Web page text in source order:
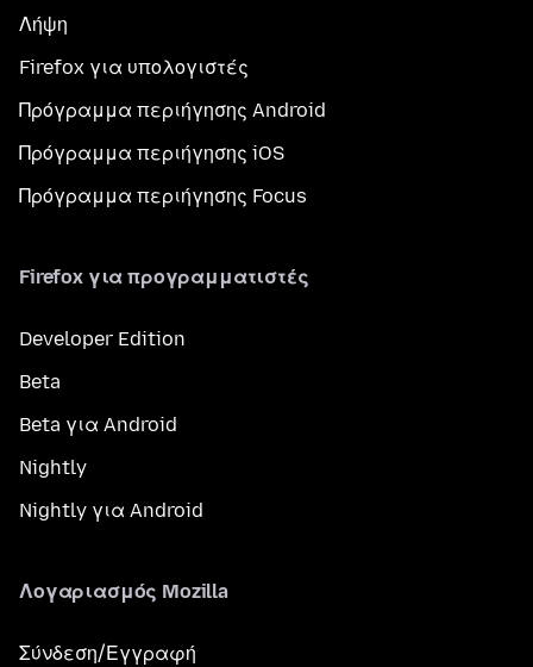
Λήψη
Firefox για υπολογιστές
Πρόγραμμα περιήγησης Android
Πρόγραμμα περιήγησης iOS
Πρόγραμμα περιήγησης Focus
Firefox για προγραμματιστές
Developer Edition
Beta
Beta για Android
Nightly
Nightly για Android
Λογαριασμός Mozilla
Σύνδεση/Εγγραφή